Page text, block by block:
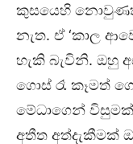
කුසයෙහි නොවුණත්
නැත. ඒ ‘කාල
හැකි බැවිනි. ඔහු
ගොස් රෑ කෑමත්
මේධාගෙන්
අතීත අත්දැකීමක්